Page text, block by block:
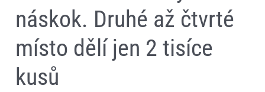
náskok. Druhé až čtvrté
místo dělí jen 2 tisíce
kusů